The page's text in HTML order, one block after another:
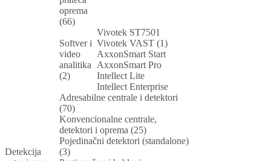
oprema
(66)
Softver i
video
analitika
(2)
Vivotek ST7501
Vivotek VAST (1)
AxxonSmart Start
AxxonSmart Pro
Intellect Lite
Intellect Enterprise
Detekcija
Adresabilne centrale i detektori
(70)
Konvencionalne centrale,
detektori i oprema (25)
Pojedinačni detektori (standalone)
(3)